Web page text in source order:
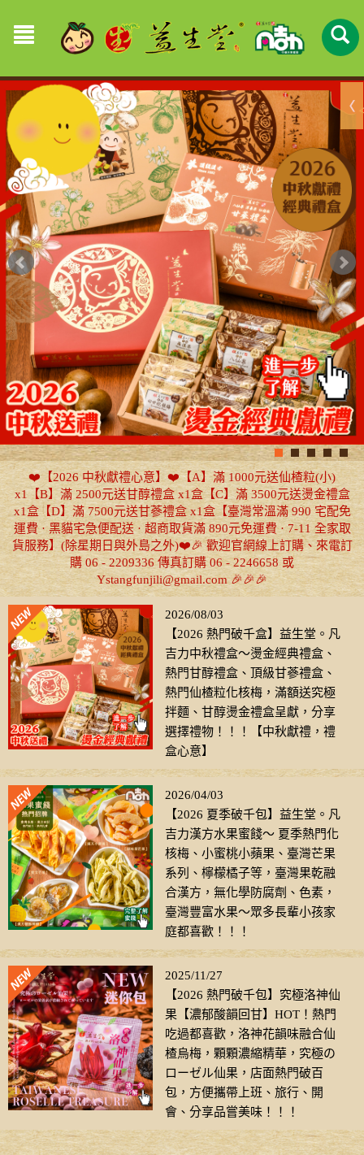
❤️【2026 中秋獻禮心意】❤️【A】滿 1000元送仙楂粒(小)
x1【B】滿 2500元送甘醇禮盒 x1盒【C】滿 3500元送燙金禮盒
x1盒【D】滿 7500元送甘蔘禮盒 x1盒【臺灣常溫滿 990 宅配免
運費 · 黑貓宅急便配送 · 超商取貨滿 890元免運費 · 7-11 全家取
貨服務】(除星期日與外島之外)❤️🎉 歡迎官網線上訂購、來電訂
購 06 - 2209336 傳真訂購 06 - 2246658 或
Ystangfunjili@gmail.com 🎉🎉🎉
2026/08/03
【2026 熱門破千盒】益生堂。凡
吉力中秋禮盒～燙金經典禮盒、
熱門甘醇禮盒、頂級甘蔘禮盒、
熱門仙楂粒化核梅，滿額送究極
拌麵、甘醇燙金禮盒呈獻，分享
選擇禮物！！！【中秋獻禮，禮
盒心意】
2026/04/03
【2026 夏季破千包】益生堂。凡
吉力漢方水果蜜餞～ 夏季熱門化
核梅、小蜜桃小蘋果、臺灣芒果
系列、檸檬橘子等，臺灣果乾融
合漢方，無化學防腐劑、色素，
臺灣豐富水果～眾多長輩小孩家
庭都喜歡！！！
2025/11/27
【2026 熱門破千包】究極洛神仙
果【濃郁酸韻回甘】HOT！熱門
吃過都喜歡，洛神花韻味融合仙
楂烏梅，顆顆濃縮精華，究極の
ローゼル仙果，店面熱門破百
包，方便攜帶上班、旅行、開
會、分享品嘗美味！！！